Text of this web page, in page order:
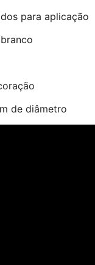
para aplicação
de diâmetro